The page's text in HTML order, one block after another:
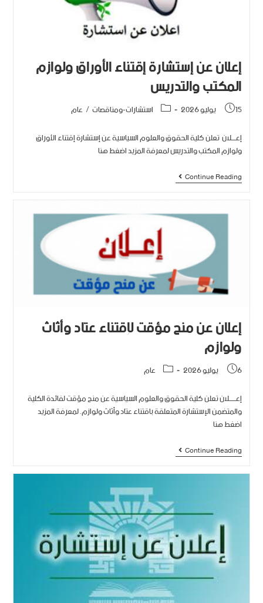
إعلان عن إستشارة إقتناء الأوراق ولوازم
المكتب والتدريس
15 يوليو 2026 استشارات-ومناقصات/عام
إعــــلان تعلن كلية الحقوق والعلوم السياسية عن إستشارة إقتناء الأوراق
ولوازم المكتب والتدريس لمعرفة المزيد اضغط هنا
Continue Reading
إعلان عن منح مؤقت لإقتناء عتاد وأثاث
ولوازم
6 يوليو 2026
عام
إعــــــلان تعلن كلية الحقوق والعلوم السياسية عن منح مؤقت لفائدة الكلية
والمتضمن الإستشارة المتعلقة باقتناء عتاد وأثاث ولوازم. لمعرفة المزيد
اضغط هنا
Continue Reading